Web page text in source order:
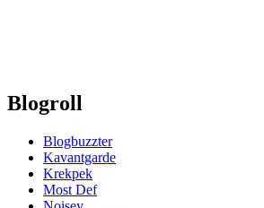
Blogroll
Blogbuzzter
Kavantgarde
Krekpek
Most Def